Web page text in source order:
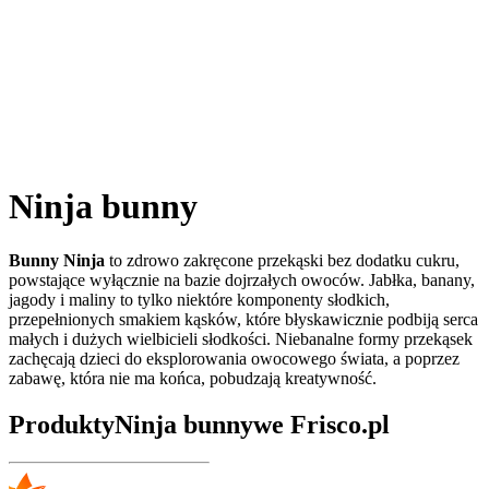
Ninja bunny
Bunny Ninja to zdrowo zakręcone przekąski bez dodatku cukru,
powstające wyłącznie na bazie dojrzałych owoców. Jabłka, banany,
jagody i maliny to tylko niektóre komponenty słodkich,
przepełnionych smakiem kąsków, które błyskawicznie podbiją serca
małych i dużych wielbicieli słodkości. Niebanalne formy przekąsek
zachęcają dzieci do eksplorowania owocowego świata, a poprzez
zabawę, która nie ma końca, pobudzają kreatywność.
ProduktyNinja bunnywe Frisco.pl